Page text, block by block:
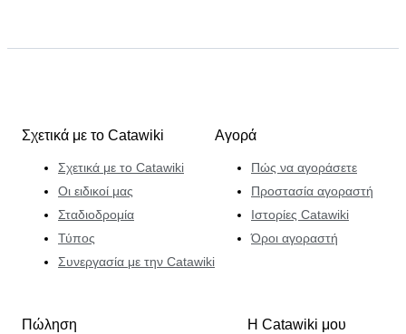
Σχετικά με το Catawiki
Σχετικά με το Catawiki
Οι ειδικοί μας
Σταδιοδρομία
Τύπος
Συνεργασία με την Catawiki
Αγορά
Πώς να αγοράσετε
Προστασία αγοραστή
Ιστορίες Catawiki
Όροι αγοραστή
Πώληση Η Catawiki μου